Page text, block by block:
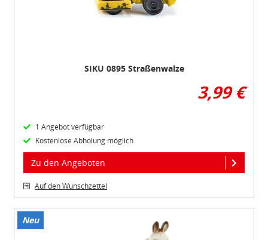
SIKU 0895 Straßenwalze
3,99 €
1 Angebot verfügbar
Kostenlose Abholung möglich
Zu den Angeboten
Auf den Wunschzettel
Neu
Item